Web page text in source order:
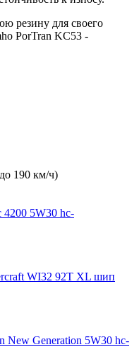
резину для своего
PorTran KC53 -
190 км/ч)
5W30 hc-
WI32 92T XL шип
Generation 5W30 hc-